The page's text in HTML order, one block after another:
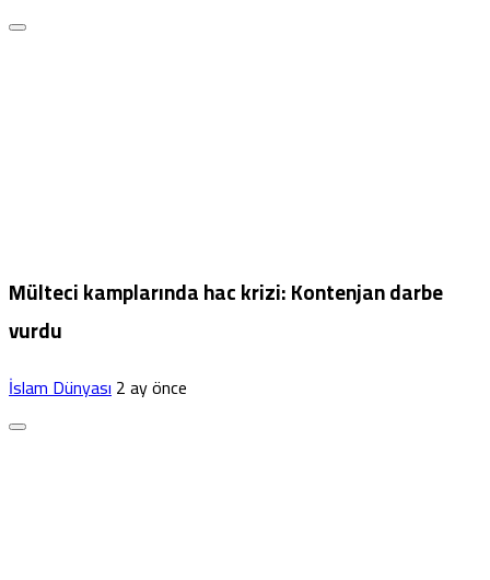
Mülteci kamplarında hac krizi: Kontenjan darbe
vurdu
İslam Dünyası2 ay önce